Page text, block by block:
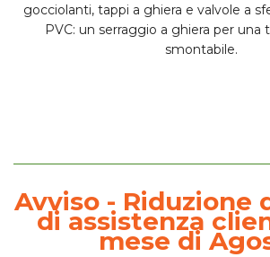
gocciolanti, tappi a ghiera e valvole a
PVC: un serraggio a ghiera per una
smontabile.
Avviso - Riduzione
di assistenza
mese di